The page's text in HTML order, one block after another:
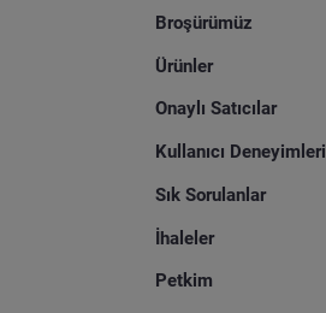
Broşürümüz
Ürünler
Onaylı Satıcılar
Kullanıcı Deneyimleri
Sık Sorulanlar
İhaleler
Petkim